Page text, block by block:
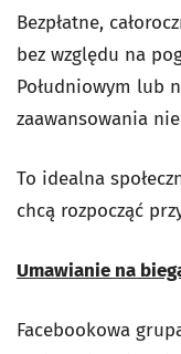
Bezpłatne,
bez względu na
Południowym lub
zaawansowania
To idealna
chcą rozpocząć
Umawianie na
Facebookowa